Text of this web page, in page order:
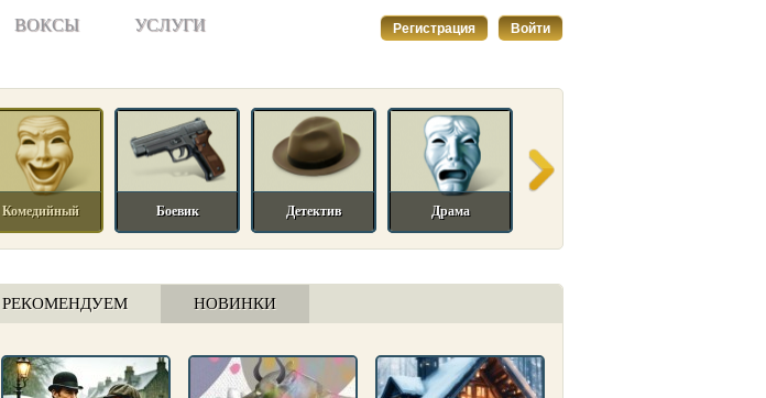
ВОКСЫ УСЛУГИ Регистрация Войти
Комедийный Боевик Детектив Драма
РЕКОМЕНДУЕМ НОВИНКИ